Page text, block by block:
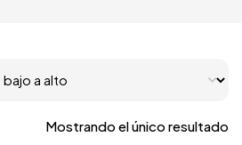
Mostrando el único resultado